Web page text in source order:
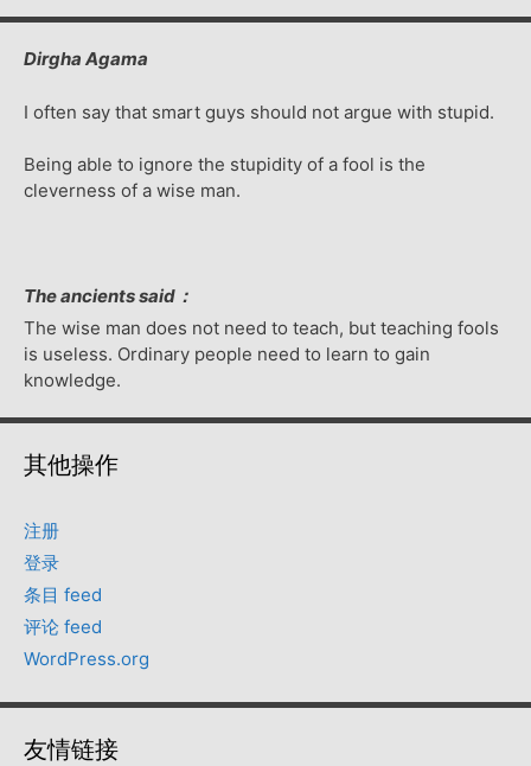
Dirgha Agama
I often say that smart guys should not argue with stupid.
Being able to ignore the stupidity of a fool is the
cleverness of a wise man.
The ancients said：
The wise man does not need to teach, but teaching fools
is useless. Ordinary people need to learn to gain
knowledge.
其他操作
注册
登录
条目 feed
评论 feed
WordPress.org
友情链接